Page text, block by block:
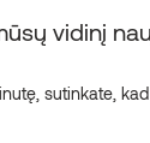
vidinį
sutinkate,